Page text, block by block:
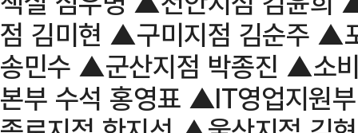
점 김미현 ▲구미지점 김순주 ▲
송민수 ▲군산지점 박종진 ▲소
본부 수석 홍영표 ▲IT영업지원